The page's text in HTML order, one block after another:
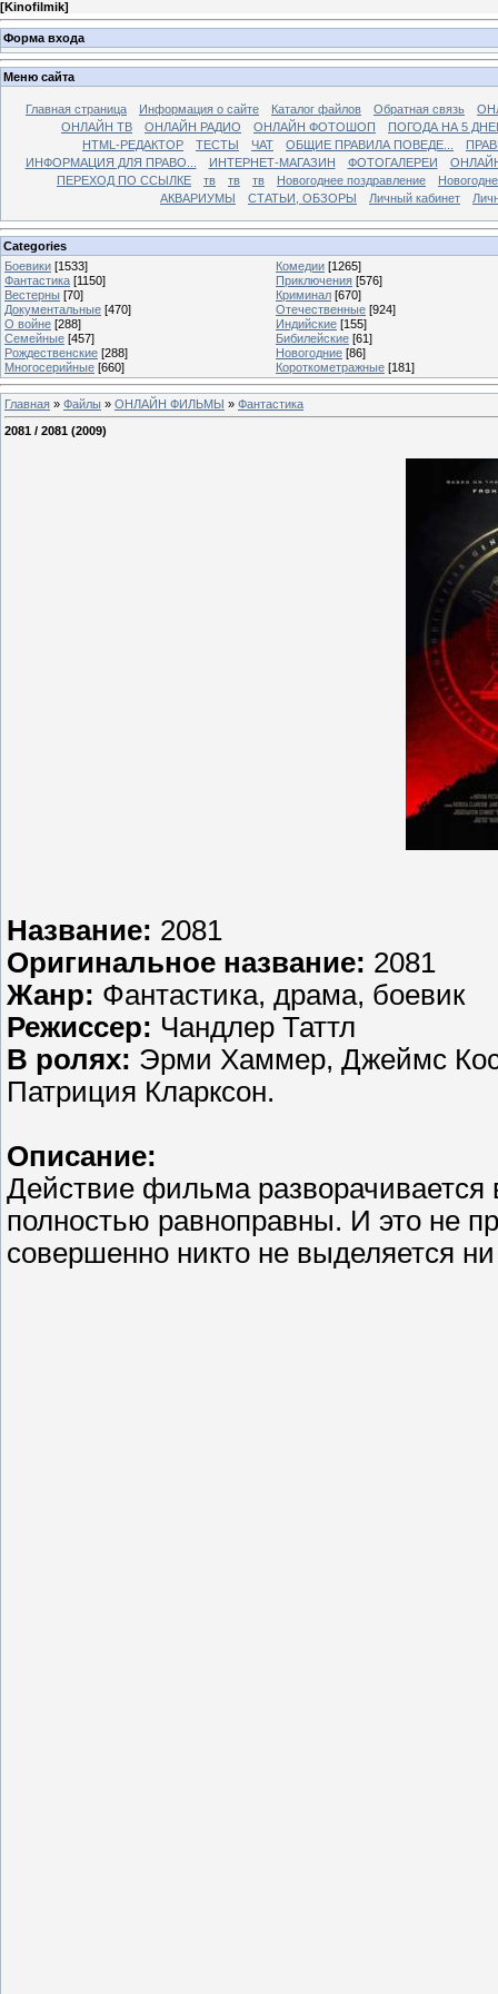
[Kinofilmik]
Форма входа
Меню сайта
Главная страница Информация о сайте Каталог файлов Обратная связь
ОНЛАЙН ТВ
ОНЛАЙН РАДИО ОНЛАЙН ФОТОШОП
ПОГОДА НА 5
HTML-РЕДАКТОР
ТЕСТЫ ЧАТ ОБЩИЕ ПРАВИЛА ПОВЕДЕ...
ИНФОРМАЦИЯ ДЛЯ ПРАВО...
ИНТЕРНЕТ-МАГАЗИН ФОТОГАЛЕРЕИ
ПЕРЕХОД ПО ССЫЛКЕ
тв тв тв Новогоднее поздравление
АКВАРИУМЫ
СТАТЬИ, ОБЗОРЫ Личный кабинет
Categories
Боевики [1533] Комедии [1265]
Фантастика [1150] Приключения [576]
Вестерны [70] Криминал [670]
Документальные [470] Отечественные [924]
О войне [288] Индийские [155]
Семейные [457] Бибилейские [61]
Рождественские [288] Новогодние [86]
Многосерийные [660] Короткометражные [181]
Главная » Файлы » ОНЛАЙН ФИЛЬМЫ » Фантастика
2081 / 2081 (2009)
Название: 2081
Оригинальное название: 2081
Жанр: Фантастика, драма, боевик
Режиссер: Чандлер Таттл
В ролях: Эрми Хаммер, Джеймс
Патриция Кларксон.
Описание:
Действие фильма разворачивается
полностью равноправны. И это не
совершенно никто не выделяется